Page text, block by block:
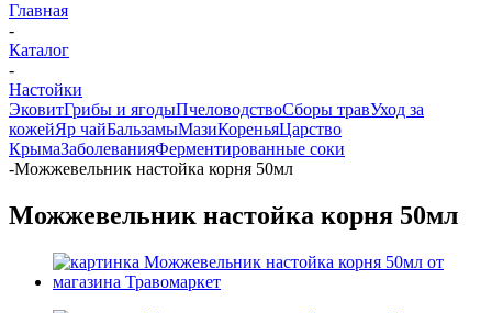
Главная
-
Каталог
-
Настойки
ЭковитГрибы и ягодыПчеловодствоСборы травУход за
кожейЯр чайБальзамыМазиКореньяЦарство
КрымаЗаболеванияФерментированные соки
-Можжевельник настойка корня 50мл
Можжевельник настойка корня 50мл